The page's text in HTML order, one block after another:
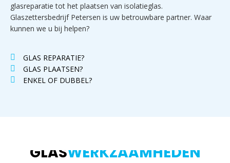
glasreparatie tot het plaatsen van isolatieglas.
Glaszettersbedrijf Petersen is uw betrouwbare partner. Waar
kunnen we u bij helpen?
GLAS REPARATIE?
GLAS PLAATSEN?
ENKEL OF DUBBEL?
GLASWERKZAAMHEDEN